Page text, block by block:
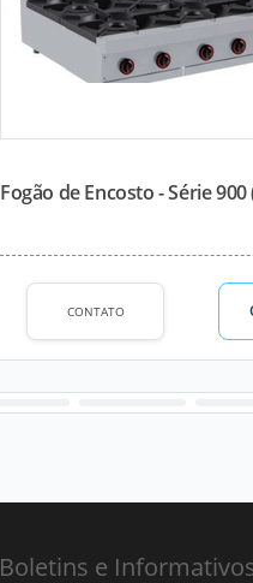
Fogão de Encosto - Série 900
CONTATO
Boletins e